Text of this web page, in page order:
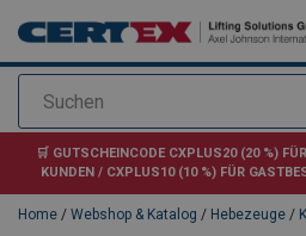
Suchen
Anfragen
🛒 GUTSCHEINCODE CXPLUS20 (20 %)
KUNDEN / CXPLUS10 (10 %) FÜR
Home / Webshop & Katalog / Hebezeuge /